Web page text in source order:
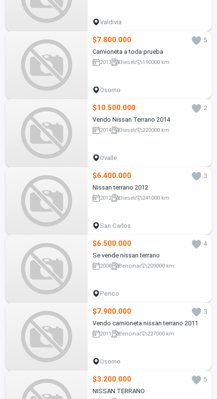
Valdivia
$7.800.000
5
Camioneta a toda prueba
2013 Diesel 190000 km
Osorno
$10.500.000
2
Vendo Nissan Terrano 2014
2014 Diesel 220000 km
Ovalle
$6.400.000
3
Nissan terrano 2012
2012 Diesel 241000 km
San Carlos
$6.500.000
4
Se vende nissan terrano
2008 Bencina 209000 km
Penco
$7.900.000
3
Vendo camioneta nissan terrano 2011
2011 Bencina 227000 km
Osorno
$3.200.000
5
NISSAN TERRANO